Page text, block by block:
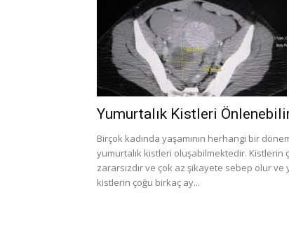
Yumurtalık Kistleri
Birçok kadında yaşamının herhangi bir
yumurtalık kistleri oluşabilmektedir. Kistlerin
zararsızdır ve çok az şikayete sebep olur ve
kistlerin çoğu birkaç ay...